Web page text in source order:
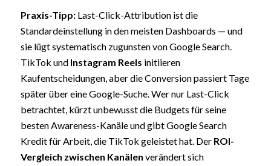
Praxis-Tipp:Last-Click-Attribution ist die
Standardeinstellung in den meisten Dashboards — und
sie lügt systematisch zugunsten von Google Search.
TikTok und Instagram Reels initiieren
Kaufentscheidungen, aber die Conversion passiert Tage
später über eine Google-Suche. Wer nur Last-Click
betrachtet, kürzt unbewusst die Budgets für seine
besten Awareness-Kanäle und gibt Google Search
Kredit für Arbeit, die TikTok geleistet hat. Der ROI-
Vergleich zwischen Kanälen verändert sich